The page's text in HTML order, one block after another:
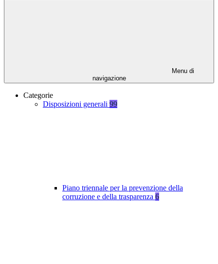
Menu di
navigazione
Categorie
Disposizioni generali 99
Piano triennale per la prevenzione della
corruzione e della trasparenza 6